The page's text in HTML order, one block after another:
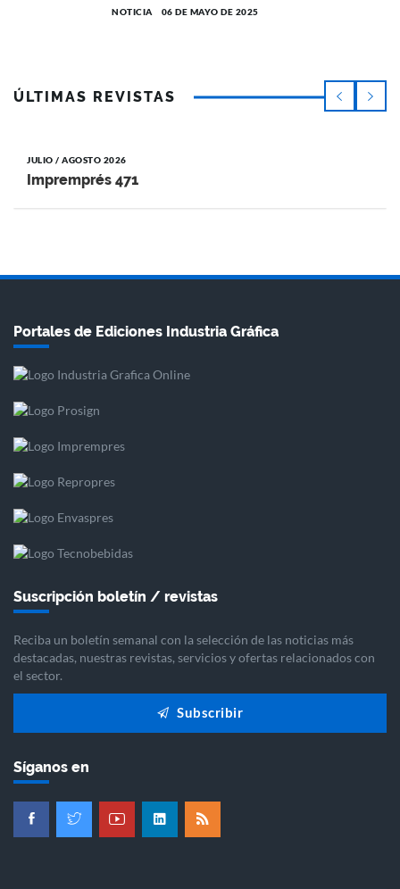
NOTICIA 06 DE MAYO DE 2025
ÚLTIMAS REVISTAS
JULIO / AGOSTO 2026
Impremprés 471
Portales de Ediciones Industria Gráfica
Suscripción boletín / revistas
Reciba un boletín semanal con la selección de las noticias más
destacadas, nuestras revistas, servicios y ofertas relacionados con
el sector.
Subscribir
Síganos en